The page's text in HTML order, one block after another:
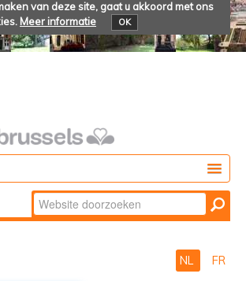
van deze site, gaat u akkoord met ons
Meer informatie OK
Zoek
Geavanceerd
NL FR